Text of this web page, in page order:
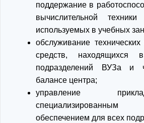
поддержание в
вычислительной
используемых в учебных
обслуживание
средств, находящихся в
подразделений ВУЗа и
балансе центра;
управление
специализированным
обеспечением для всех